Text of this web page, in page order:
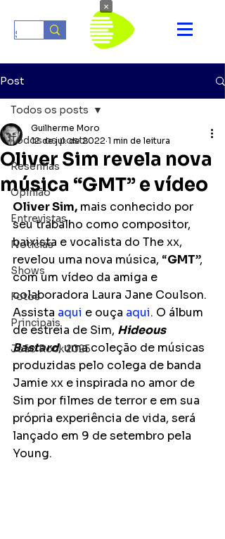
Post
Todos os posts
Resenhas
Opinião
Entrevistas
Notícias
Shows
Fotos
Principais
João Rock 2025
Todos os posts
Oliver Sim revela nova
música “GMT” e vídeo
Guilherme Moro
12 de jul. de 2022 1 min de leitura
Oliver Sim, mais conhecido por
seu trabalho como compositor,
baixista e vocalista do The xx,
revelou uma nova música, “GMT”,
com um vídeo da amiga e
colaboradora Laura Jane Coulson.
Assista aqui e ouça aqui. O álbum
de estreia de Sim, Hideous
Bastard, uma coleção de músicas
produzidas pelo colega de banda
Jamie xx e inspirada no amor de
Sim por filmes de terror e em sua
própria experiência de vida, será
lançado em 9 de setembro pela
Young.
×